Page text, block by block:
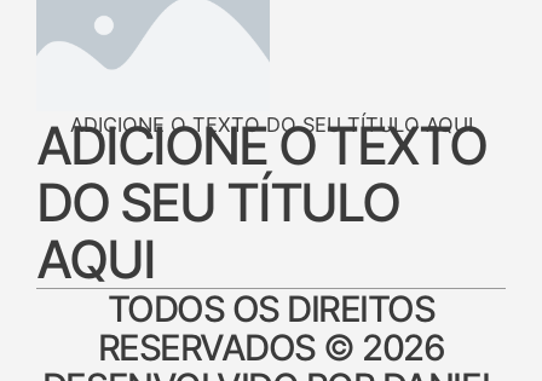
ADICIONE O TEXTO DO SEU TÍTULO AQUI
ADICIONE O TEXTO
DO SEU TÍTULO
AQUI
TODOS OS DIREITOS
RESERVADOS © 2026